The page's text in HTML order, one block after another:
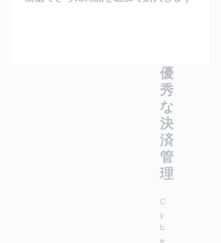
優
秀
な
決
済
管
理
C
y
b
e